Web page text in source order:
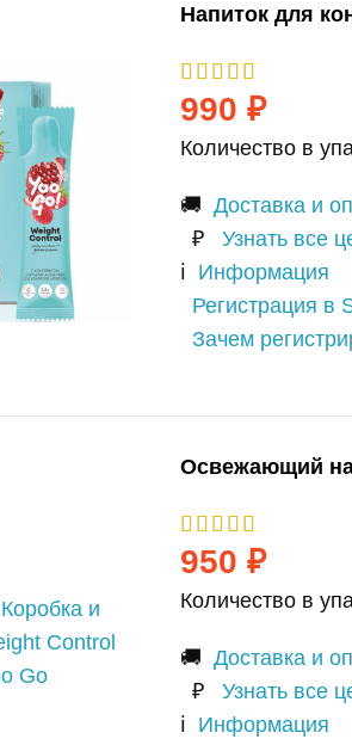
Напиток для
990 ₽
Количество в
🚚 Доставка и
₽ Узнать все
ℹ️ Информация
Регистрация в
Зачем
Освежающий
950 ₽
Количество в
🚚 Доставка и
₽ Узнать все
ℹ️ Информация